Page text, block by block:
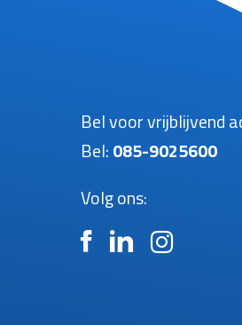
Bel voor vrijblijvend
Bel:085-9025600
Volg ons: